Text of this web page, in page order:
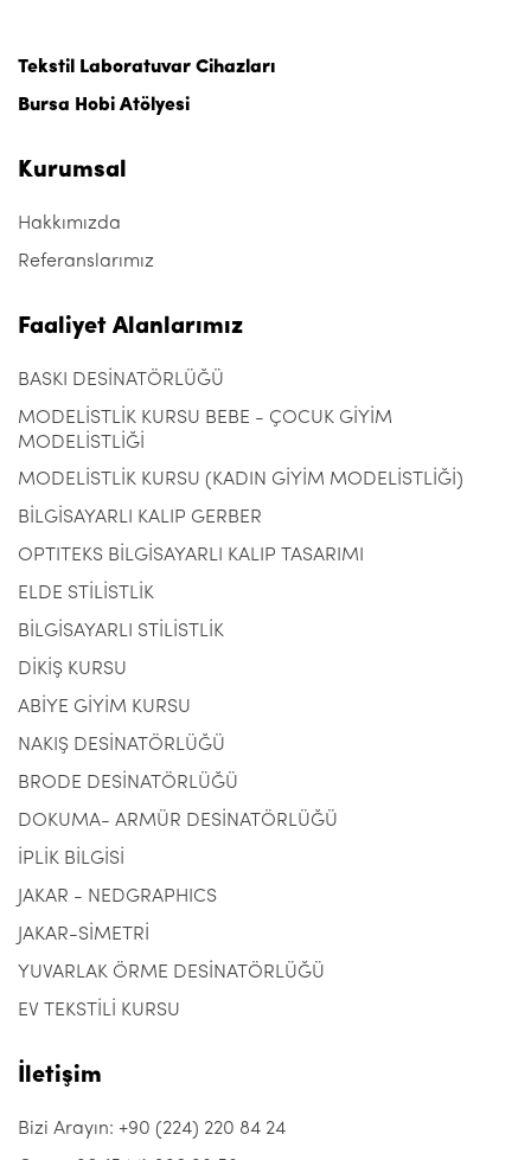
Tekstil Laboratuvar Cihazları
Bursa Hobi Atölyesi
Kurumsal
Hakkımızda
Referanslarımız
Faaliyet Alanlarımız
BASKI DESİNATÖRLÜĞÜ
MODELİSTLİK KURSU BEBE - ÇOCUK GİYİM
MODELİSTLİĞİ
MODELİSTLİK KURSU (KADIN GİYİM MODELİSTLİĞİ)
BİLGİSAYARLI KALIP GERBER
OPTITEKS BİLGİSAYARLI KALIP TASARIMI
ELDE STİLİSTLİK
BİLGİSAYARLI STİLİSTLİK
DİKİŞ KURSU
ABİYE GİYİM KURSU
NAKIŞ DESİNATÖRLÜĞÜ
BRODE DESİNATÖRLÜĞÜ
DOKUMA- ARMÜR DESİNATÖRLÜĞÜ
İPLİK BİLGİSİ
JAKAR - NEDGRAPHICS
JAKAR-SİMETRİ
YUVARLAK ÖRME DESİNATÖRLÜĞÜ
EV TEKSTİLİ KURSU
İletişim
Bizi Arayın: +90 (224) 220 84 24